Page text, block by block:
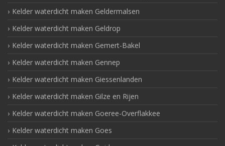
Kelder waterdicht maken Geldermalsen
Kelder waterdicht maken Geldrop
Kelder waterdicht maken Gemert-Bakel
Kelder waterdicht maken Gennep
Kelder waterdicht maken Giessenlanden
Kelder waterdicht maken Gilze en Rijen
Kelder waterdicht maken Goeree-Overflakkee
Kelder waterdicht maken Goes